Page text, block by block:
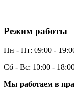
Режим работы
Пн - Пт: 09:00 -
Сб - Вс: 10:00 - 18:00
Мы работаем в